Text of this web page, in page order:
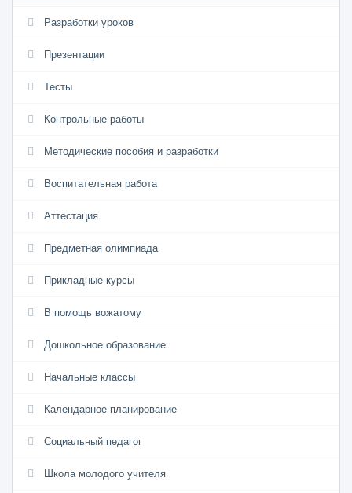
Разработки уроков
Презентации
Тесты
Контрольные работы
Методические пособия и разработки
Воспитательная работа
Аттестация
Предметная олимпиада
Прикладные курсы
В помощь вожатому
Дошкольное образование
Начальные классы
Календарное планирование
Социальный педагог
Школа молодого учителя